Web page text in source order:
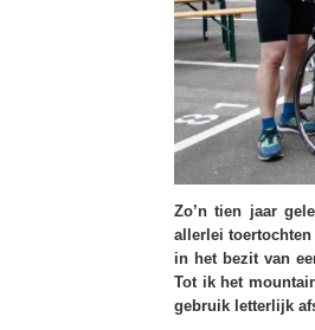
Zo’n tien jaar
allerlei toertochten
in het bezit van
Tot ik het
gebruik letterlijk